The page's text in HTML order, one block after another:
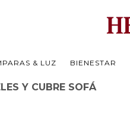
& LUZ BIENESTAR
Y CUBRE SOFÁ